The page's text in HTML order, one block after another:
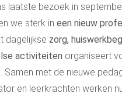
laatste bezoek in
we sterk in een nieuw
dagelijkse zorg,
activiteiten organiseert
Samen met de nieuwe
en leerkrachten werken